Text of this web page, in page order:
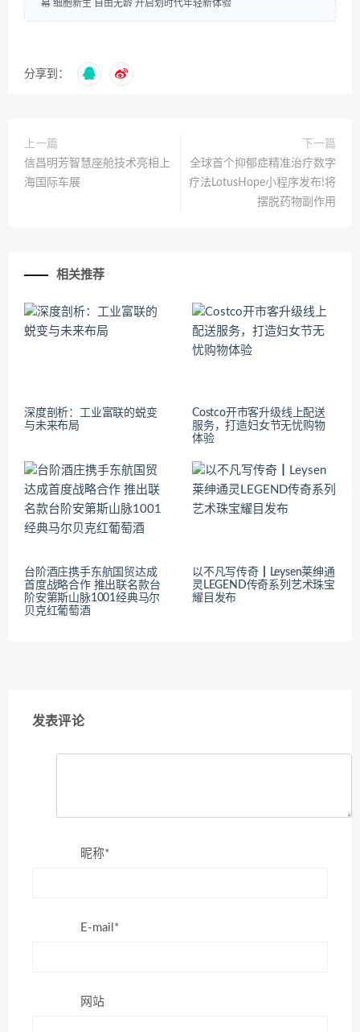
幕 细胞新生 自由无龄 开启划时代年轻新体验
分享到：
上一篇
信昌明芳智慧座舱技术亮相上
海国际车展
下一篇
全球首个抑郁症精准治疗数字
疗法LotusHope小程序发布!将
摆脱药物副作用
相关推荐
深度剖析：工业富联的蜕变
与未来布局
Costco开市客升级线上配送
服务，打造妇女节无忧购物
体验
台阶酒庄携手东航国贸达成
首度战略合作 推出联名款台
阶安第斯山脉1001经典马尔
贝克红葡萄酒
以不凡写传奇┃Leysen莱绅通
灵LEGEND传奇系列艺术珠宝
耀目发布
发表评论
昵称*
E-mail*
网站